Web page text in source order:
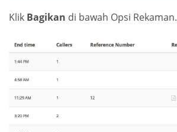
Klik Bagikan di bawah Opsi Rekaman.